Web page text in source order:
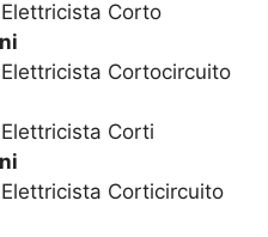
Corto
Cortocircuito
Corti
Corticircuito